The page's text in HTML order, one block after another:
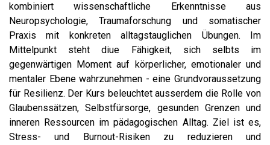
kombiniert wissenschaftliche Erkenntnisse aus
Neuropsychologie, Traumaforschung und somatischer
Praxis mit konkreten alltagstauglichen Übungen. Im
Mittelpunkt steht diue Fähigkeit, sich selbts im
gegenwärtigen Moment auf körperlicher, emotionaler und
mentaler Ebene wahrzunehmen - eine Grundvoraussetzung
für Resilienz. Der Kurs beleuchtet ausserdem die Rolle von
Glaubenssätzen, Selbstfürsorge, gesunden Grenzen und
inneren Ressourcen im pädagogischen Alltag. Ziel ist es,
Stress- und Burnout-Risiken zu reduzieren und